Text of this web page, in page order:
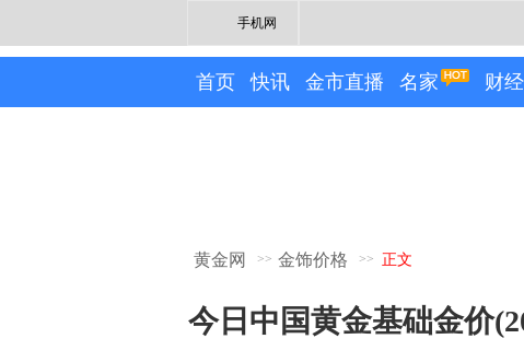
手机网
首页 快讯 金市直播 名家 财
黄金网 >> 金饰价格 >> 正文
今日中国黄金基础金价